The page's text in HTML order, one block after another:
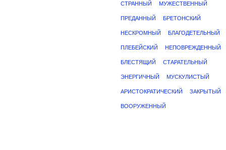
СТРАННЫЙ МУЖЕСТВЕННЫЙ
ПРЕДАННЫЙ БРЕТОНСКИЙ
НЕСКРОМНЫЙ БЛАГОДЕТЕЛЬНЫЙ
ПЛЕБЕЙСКИЙ НЕПОВРЕЖДЕННЫЙ
БЛЕСТЯЩИЙ СТАРАТЕЛЬНЫЙ
ЭНЕРГИЧНЫЙ МУСКУЛИСТЫЙ
АРИСТОКРАТИЧЕСКИЙ ЗАКРЫТЫЙ
ВООРУЖЕННЫЙ